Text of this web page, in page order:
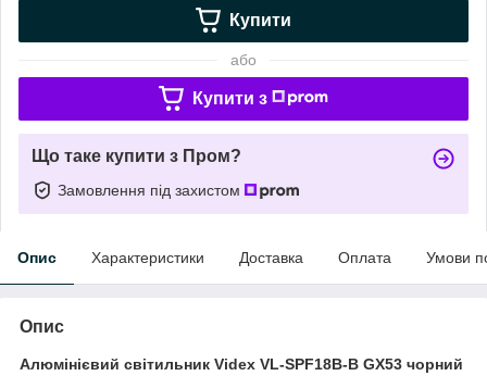
Купити
або
Купити з
Що таке купити з Пром?
Замовлення під захистом
Опис Характеристики Доставка Оплата Умови
Опис
Алюмінієвий світильник Videx VL-SPF18B-B GX53 чорний